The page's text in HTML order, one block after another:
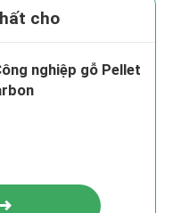
cho
nghiệp gỗ Pellet